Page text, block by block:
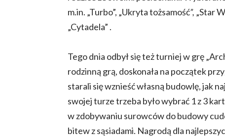
m.in. „Turbo”, „Ukryta tożsamość”, „Star
„Cytadela” .
Tego dnia odbył się też turniej w grę
rodzinną grą, doskonała na początek
starali się wznieść własną budowlę, jak
swojej turze trzeba było wybrać 1 z 3
w zdobywaniu surowców do budowy
bitew z sąsiadami. Nagrodą dla